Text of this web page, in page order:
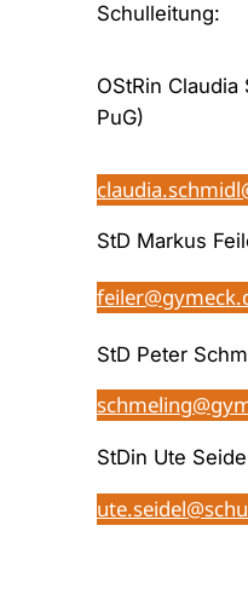
Schulleitung:
OStRin
PuG)
StD Markus
StD Peter
StDin Ute